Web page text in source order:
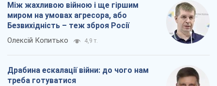
Між жахливою війною і ще гіршим
миром на умовах агресора, або
Безвихідність – теж зброя Росії
Олексій Копитько 4,9 т.
Драбина ескалації війни: до чого нам
треба готуватися